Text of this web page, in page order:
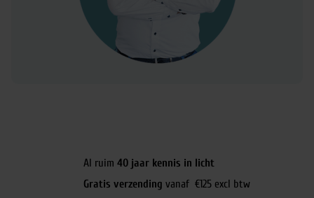
Al ruim 40 jaar kennis in licht
Gratis verzending vanaf €125 excl btw